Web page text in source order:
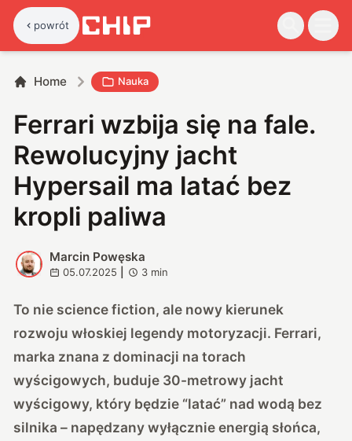
powrót
Home Nauka
Ferrari wzbija się na fale.
Rewolucyjny jacht
Hypersail ma latać bez
kropli paliwa
M
Marcin Powęska
05.07.2025 3 min
To nie science fiction, ale nowy kierunek
rozwoju włoskiej legendy motoryzacji. Ferrari,
marka znana z dominacji na torach
wyścigowych, buduje 30-metrowy jacht
wyścigowy, który będzie “latać” nad wodą bez
silnika – napędzany wyłącznie energią słońca,